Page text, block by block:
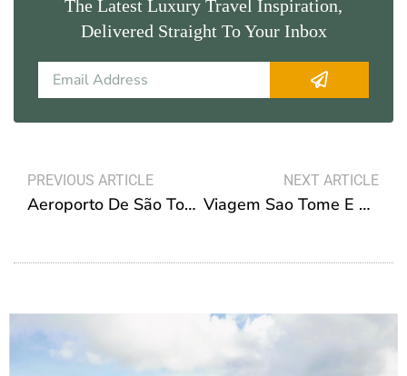
The Latest Luxury Travel Inspiration,
Delivered Straight To Your Inbox
Submit
Prev
PREVIOUS ARTICLE
Aeroporto De São Tomé E Príncipe
NEXT ARTICLE
Viagem Sao Tome E Principe